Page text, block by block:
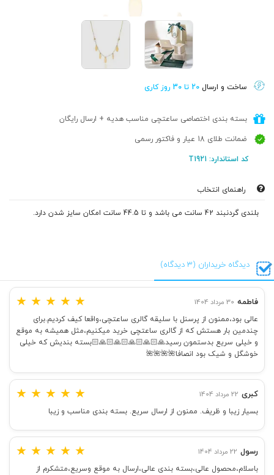
ساخت و ارسال 20 تا 30 روز کاری
بسته بندی اختصاصی ساعتچی مناسب هدیه + ارسال رایگان
ضمانت طلای 18 عیار و فاکتور رسمی
کد استاندارد: T1921
راهنمای انتخاب
بلندی گردنبند 42 سانت می باشد و تا 44.5 سانت امکان سایز شدن دارد.
دیدگاه خریداران (3 دیدگاه)
فاطمه 30 مرداد 1404 ★ ★ ★ ★ ★
عالی بود،ممنون از پرسنل با سلیقه گالری ساعتچی،واقعا کیف کردیم.‌برای
چندمین بار هستش که از گالری ساعتچی خرید میکنیم،مثل همیشه به موقع
و خیلی سریع بدستمون رسید🙏🏻🙏🏻🙏🏻🙏🏻🙏🏻بسته بندیش که خیلی
خوشگل و شیک بود انصافا🌺🌺🌺🌺
کبری 22 مرداد 1404 ★ ★ ★ ★ ★
بسیار زیبا و ظریف. ممنون از ارسال سریع. بسته بندی مناسب و زیبا
رسول 22 مرداد 1404 ★ ★ ★ ★ ★
باسلام،محصول عالی،بسته بندی عالی،ارسال به موقع وسریع،متشکرم از